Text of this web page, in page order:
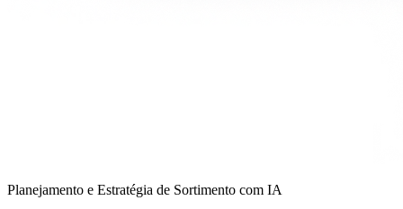
Planejamento e Estratégia de Sortimento com IA